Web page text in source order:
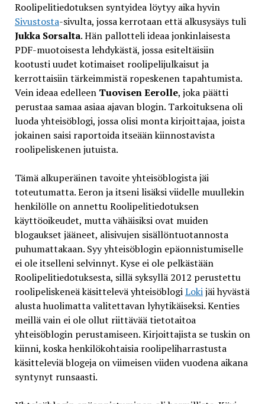
Roolipelitiedotuksen syntyidea löytyy aika hyvin
Sivustosta-sivulta, jossa kerrotaan että alkusysäys tuli
Jukka Sorsalta. Hän pallotteli ideaa jonkinlaisesta
PDF-muotoisesta lehdykästä, jossa esiteltäisiin
kootusti uudet kotimaiset roolipelijulkaisut ja
kerrottaisiin tärkeimmistä ropeskenen tapahtumista.
Vein ideaa edelleen Tuovisen Eerolle, joka päätti
perustaa samaa asiaa ajavan blogin. Tarkoituksena oli
luoda yhteisöblogi, jossa olisi monta kirjoittajaa, joista
jokainen saisi raportoida itseään kiinnostavista
roolipeliskenen jutuista.
Tämä alkuperäinen tavoite yhteisöblogista jäi
toteutumatta. Eeron ja itseni lisäksi viidelle muullekin
henkilölle on annettu Roolipelitiedotuksen
käyttöoikeudet, mutta vähäisiksi ovat muiden
blogaukset jääneet, alisivujen sisällöntuotannosta
puhumattakaan. Syy yhteisöblogin epäonnistumiselle
ei ole itselleni selvinnyt. Kyse ei ole pelkästään
Roolipelitiedotuksesta, sillä syksyllä 2012 perustettu
roolipeliskeneä käsittelevä yhteisöblogiLokijäi hyvästä
alusta huolimatta valitettavan lyhytikäiseksi. Kenties
meillä vain ei ole ollut riittävää tietotaitoa
yhteisöblogin perustamiseen. Kirjoittajista se tuskin on
kiinni, koska henkilökohtaisia roolipeliharrastusta
käsitteleviä blogeja on viimeisen viiden vuodena aikana
syntynyt runsaasti.